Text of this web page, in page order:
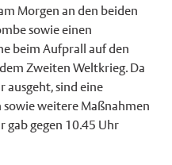
Morgen an den beiden
sowie einen
beim Aufprall auf den
Zweiten Weltkrieg. Da
ausgeht, sind eine
sowie weitere Maßnahmen
gab gegen 10.45 Uhr